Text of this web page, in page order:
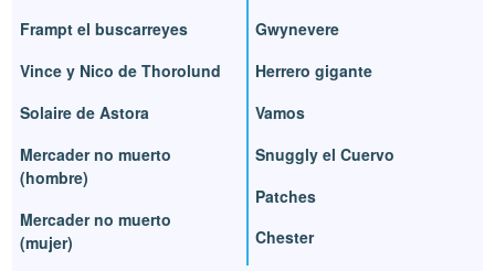
Frampt el buscarreyes
Vince y Nico de Thorolund
Solaire de Astora
Mercader no muerto
(hombre)
Mercader no muerto
(mujer)
Gwynevere
Herrero gigante
Vamos
Snuggly el Cuervo
Patches
Chester